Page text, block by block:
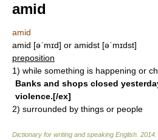
amid
amid
amid [əˈmɪd] or amidst [əˈmɪdst]
preposition
1) while something is happening or
Banks and shops closed
violence.[/ex]
2) surrounded by things or people
Dictionary for writing and speaking English 2014